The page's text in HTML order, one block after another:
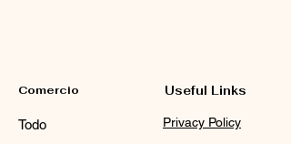
Comercio
Todo
Useful Links
Privacy Policy